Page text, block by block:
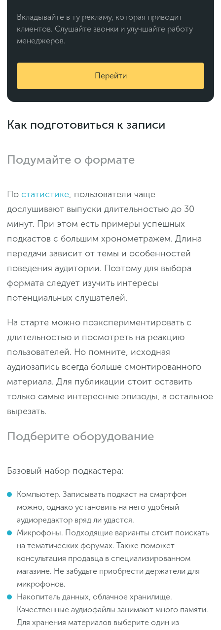
Вкладывайте в ту рекламу, которая приводит
клиентов. Слушайте звонки и улучшайте работу
менеджеров.
Перейти
Как подготовиться к записи
Подумайте о формате
По статистике, пользователи чаще
дослушивают выпуски длительностью до 30
минут. При этом есть примеры успешных
подкастов с большим хронометражем. Длина
передачи зависит от темы и особенностей
поведения аудитории. Поэтому для выбора
формата следует изучить интересы
потенциальных слушателей.
На старте можно поэкспериментировать с
длительностью и посмотреть на реакцию
пользователей. Но помните, исходная
аудиозапись всегда больше смонтированного
материала. Для публикации стоит оставить
только самые интересные эпизоды, а остальное
вырезать.
Подберите оборудование
Базовый набор подкастера:
Компьютер. Записывать подкаст на смартфон
можно, однако установить на него удобный
аудиоредактор вряд ли удастся.
Микрофоны. Подходящие варианты стоит поискать
на тематических форумах. Также поможет
консультация продавца в специализированном
магазине. Не забудьте приобрести держатели для
микрофонов.
Накопитель данных, облачное хранилище.
Качественные аудиофайлы занимают много памяти.
Для хранения материалов выберите один из